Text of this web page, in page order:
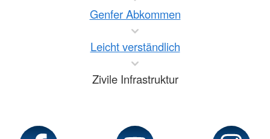
Genfer Abkommen
Leicht verständlich
Zivile Infrastruktur